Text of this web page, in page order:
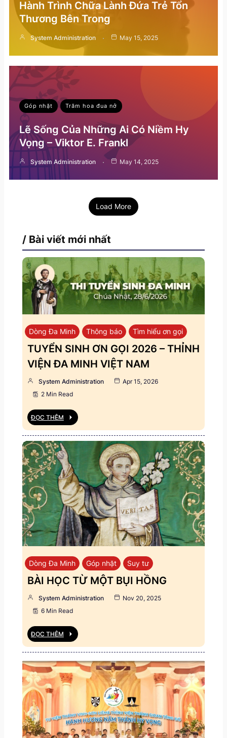
Hành Trình Chữa Lành Đứa Trẻ Tổn
Thương Bên Trong
System Administration May 15, 2025
Góp nhặt Trăm hoa đua nở
Lẽ Sống Của Những Ai Có Niềm Hy
Vọng – Viktor E. Frankl
System Administration May 14, 2025
Load More
/ Bài viết mới nhất
Dòng Đa Minh Thông báo Tìm hiểu ơn gọi
TUYỂN SINH ƠN GỌI 2026 – THỈNH
VIỆN ĐA MINH VIỆT NAM
System Administration
Apr 15, 2026
2 Min Read
ĐỌC THÊM
Dòng Đa Minh Góp nhặt Suy tư
BÀI HỌC TỪ MỘT BỤI HỒNG
System Administration
Nov 20, 2025
6 Min Read
ĐỌC THÊM